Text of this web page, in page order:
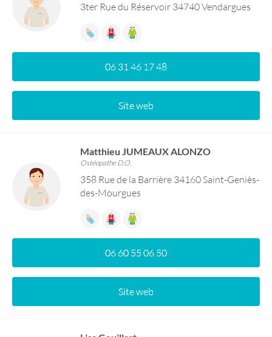
3ter Rue du Réservoir 34740 Vendargues
06 31 46 17 48
Site web
Matthieu JUMEAUX ALONZO
Ostéopathe D.O.
358 Rue de la Barrière 34160 Saint-Geniès-
des-Mourgues
06 60 55 06 50
Site web